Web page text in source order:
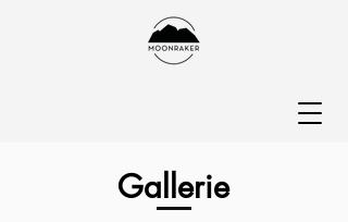
Gallerie